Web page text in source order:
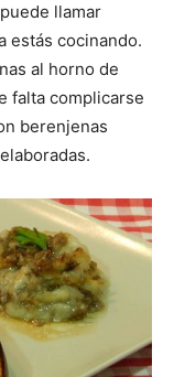
llamar
estás cocinando.
al horno de
falta complicarse
berenjenas